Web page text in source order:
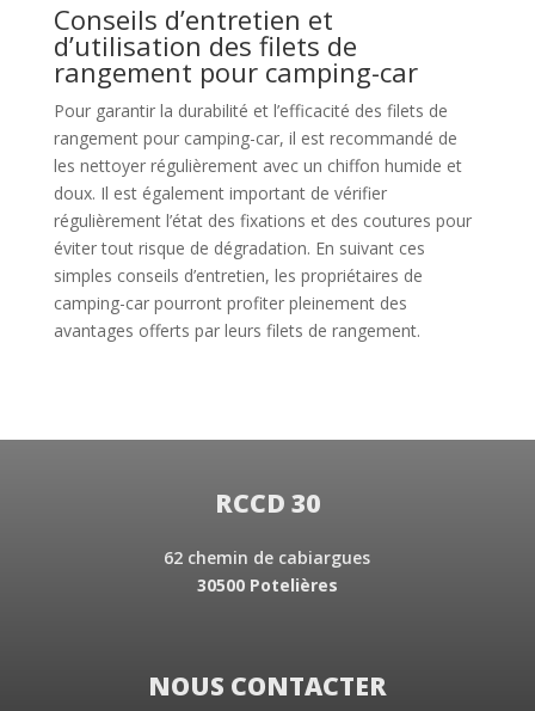
Conseils d’entretien et
d’utilisation des filets de
rangement pour camping-car
Pour garantir la durabilité et l’efficacité des filets de
rangement pour camping-car, il est recommandé de
les nettoyer régulièrement avec un chiffon humide et
doux. Il est également important de vérifier
régulièrement l’état des fixations et des coutures pour
éviter tout risque de dégradation. En suivant ces
simples conseils d’entretien, les propriétaires de
camping-car pourront profiter pleinement des
avantages offerts par leurs filets de rangement.
RCCD 30
62 chemin de cabiargues
30500 Potelières
NOUS CONTACTER